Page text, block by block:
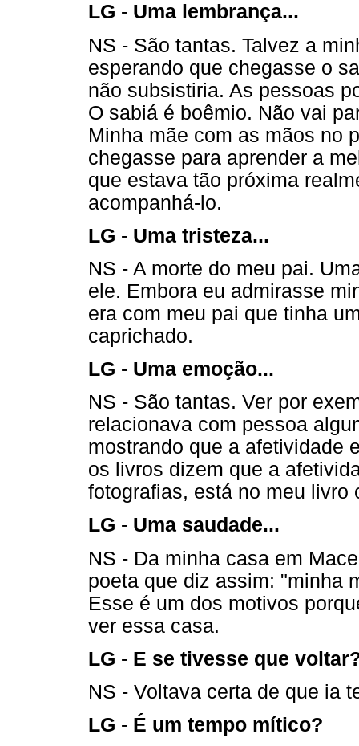
LG - Uma lembrança...
NS - São tantas. Talvez a
esperando que chegasse o
não subsistiria. As pessoas
O sabiá é boêmio. Não vai
Minha mãe com as mãos no
chegasse para aprender a
que estava tão próxima
acompanhá-lo.
LG - Uma tristeza...
NS - A morte do meu pai.
ele. Embora eu admirasse
era com meu pai que tinha
caprichado.
LG - Uma emoção...
NS - São tantas. Ver por
relacionava com pessoa
mostrando que a afetividade
os livros dizem que a
fotografias, está no meu livro
LG - Uma saudade...
NS - Da minha casa em
poeta que diz assim: "minha
Esse é um dos motivos
ver essa casa.
LG - E se tivesse que
NS - Voltava certa de que ia
LG - É um tempo mítico?